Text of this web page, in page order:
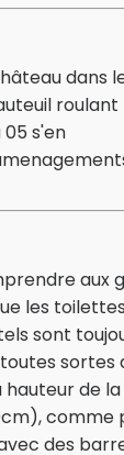
dans
roulant
s'en
aux
les toilettes
sont
sortes
hauteur de
comme
des